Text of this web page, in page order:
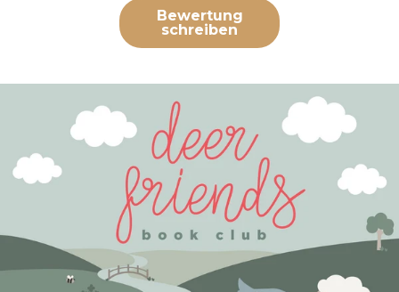
Bewertung
schreiben